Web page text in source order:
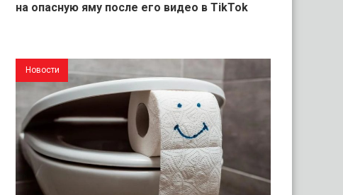
на опасную яму после его видео в TikTok
Новости